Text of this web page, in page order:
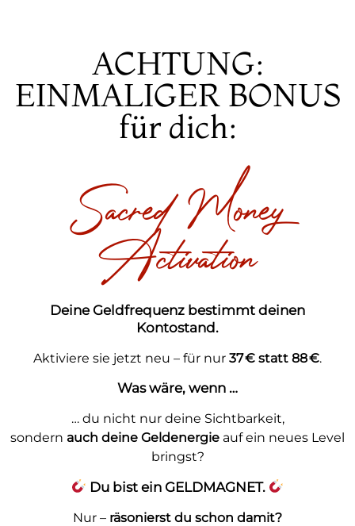
ACHTUNG:
EINMALIGER BONUS
für dich:
Sacred Money
Activation
Deine Geldfrequenz bestimmt deinen
Kontostand.
Aktiviere sie jetzt neu – für nur 37 € statt 88 €.
Was wäre, wenn …
… du nicht nur deine Sichtbarkeit,
sondern auch deine Geldenergie auf ein neues Level
bringst?
Du bist ein GELDMAGNET.
Nur – räsonierst du schon damit?